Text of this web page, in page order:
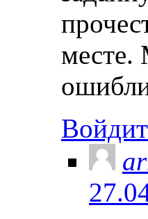
месте.